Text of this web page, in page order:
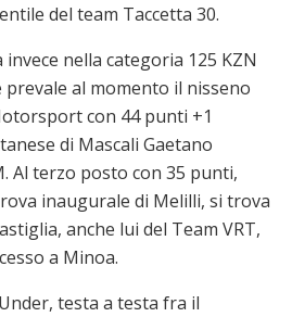
del team Taccetta 30.
nella categoria 125 KZN
prevale al momento il nisseno
con 44 punti +1
di Mascali Gaetano
Al terzo posto con 35 punti,
inaugurale di Melilli, si trova
anche lui del Team VRT,
a Minoa.
testa a testa fra il